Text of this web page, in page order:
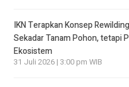
IKN Terapkan Konsep
Sekadar Tanam Pohon, tetapi
Ekosistem
31 Juli 2026 | 3:00 pm WIB